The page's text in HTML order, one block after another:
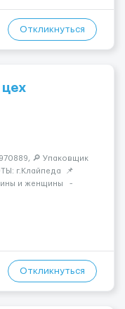
Откликнуться
🔎 Упаковщик
г.Клайпеда 📌
и женщины -
Откликнуться